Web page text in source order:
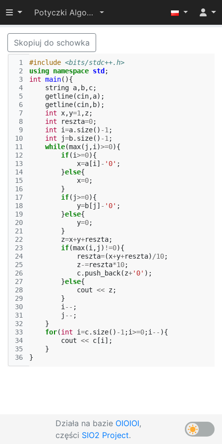
Przełącz widoczność menu
Potyczki Algorytmiczne 2022
Skopiuj do schowka
1
2
3
4
5
6
7
8
9
10
11
12
13
14
15
16
17
18
19
20
21
22
23
24
25
26
27
28
29
30
31
32
33
34
35
36
#include <bits/stdc++.h>
using namespace std ;
int main(){
string a, b,c;
getline(cin,a);
getline(cin, b);
int
x,y=1 ,z;
int
reszta=0;
int
i=a. size() -1 ;
int
j=b. size() -1 ;
while(max( j ,i )>=0){
if(i>=0){
x=a [i ] - '0' ;
}else{
x=0;
}
if( j>=0){
y=b [ j ] - '0' ;
}else{
y=0;
}
z=x+y+reszta;
if(max(i , j ) !=0){
reszta=(x+y+reszta) /10;
z-=reszta*10;
c. push_back(z+'0' );
}else{
cout << z;
}
i -- ;
j -- ;
}
for(int i=c. size() -1 ;i>=0;i -- ){
cout << c [i ];
}
}
Działa na bazie OIOIOI,
części SIO2 Project.